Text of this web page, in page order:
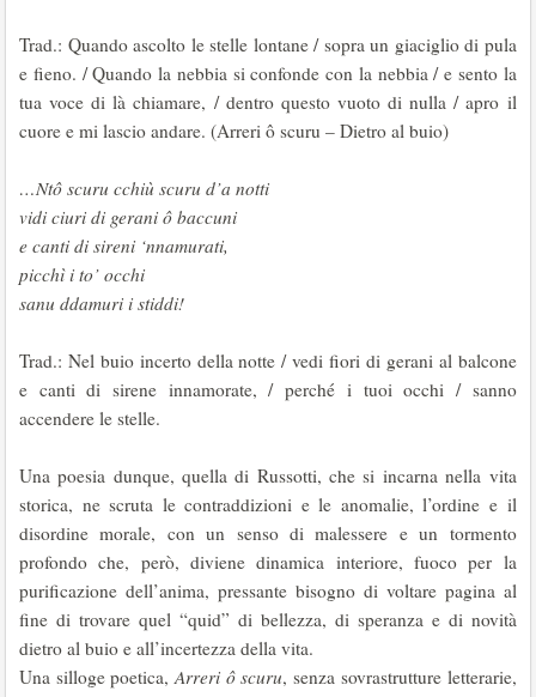
Trad.: Quando ascolto le stelle lontane / sopra un giaciglio di pula
e fieno. / Quando la nebbia si confonde con la nebbia / e sento la
tua voce di là chiamare, / dentro questo vuoto di nulla / apro il
cuore e mi lascio andare. (Arreri ô scuru – Dietro al buio)
…Ntô scuru cchiù scuru d’a notti
vidi ciuri di gerani ô baccuni
e canti di sireni ‘nnamurati,
picchì i to’ occhi
sanu ddamuri i stiddi!
Trad.: Nel buio incerto della notte / vedi fiori di gerani al balcone
e canti di sirene innamorate, / perché i tuoi occhi / sanno
accendere le stelle.
Una poesia dunque, quella di Russotti, che si incarna nella vita
storica, ne scruta le contraddizioni e le anomalie, l’ordine e il
disordine morale, con un senso di malessere e un tormento
profondo che, però, diviene dinamica interiore, fuoco per la
purificazione dell’anima, pressante bisogno di voltare pagina al
fine di trovare quel “quid” di bellezza, di speranza e di novità
dietro al buio e all’incertezza della vita.
Una silloge poetica,Arreri ô scuru, senza sovrastrutture letterarie,